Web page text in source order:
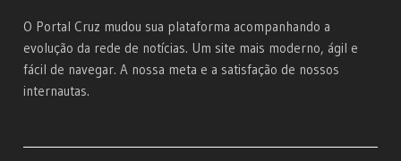
O Portal Cruz mudou sua plataforma acompanhando a
evolução da rede de notícias. Um site mais moderno, ágil e
fácil de navegar. A nossa meta e a satisfação de nossos
internautas.